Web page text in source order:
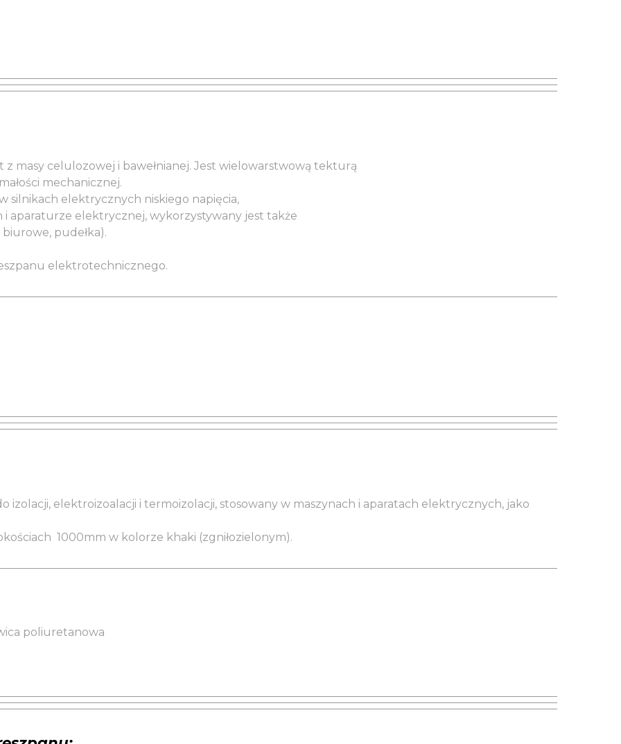
masy celulozowej i bawełnianej. Jest wielowarstwową tekturą
mechanicznej.
silnikach elektrycznych niskiego napięcia,
aparaturze elektrycznej, wykorzystywany jest także
pudełka).
elektrotechnicznego.
izolacji, elektroizoalacji i termoizolacji, stosowany w maszynach i aparatach elektrycznych, jako
1000mm w kolorze khaki (zgniłozielonym).
poliuretanowa